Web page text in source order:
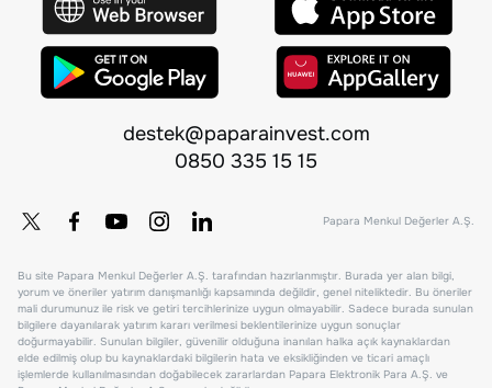
destek@paparainvest.com
0850 335 15 15
Papara Menkul Değerler A.Ş.
Bu site Papara Menkul Değerler A.Ş. tarafından hazırlanmıştır. Burada yer alan bilgi,
yorum ve öneriler yatırım danışmanlığı kapsamında değildir, genel niteliktedir. Bu öneriler
mali durumunuz ile risk ve getiri tercihlerinize uygun olmayabilir. Sadece burada sunulan
bilgilere dayanılarak yatırım kararı verilmesi beklentilerinize uygun sonuçlar
doğurmayabilir. Sunulan bilgiler, güvenilir olduğuna inanılan halka açık kaynaklardan
elde edilmiş olup bu kaynaklardaki bilgilerin hata ve eksikliğinden ve ticari amaçlı
işlemlerde kullanılmasından doğabilecek zararlardan Papara Elektronik Para A.Ş. ve